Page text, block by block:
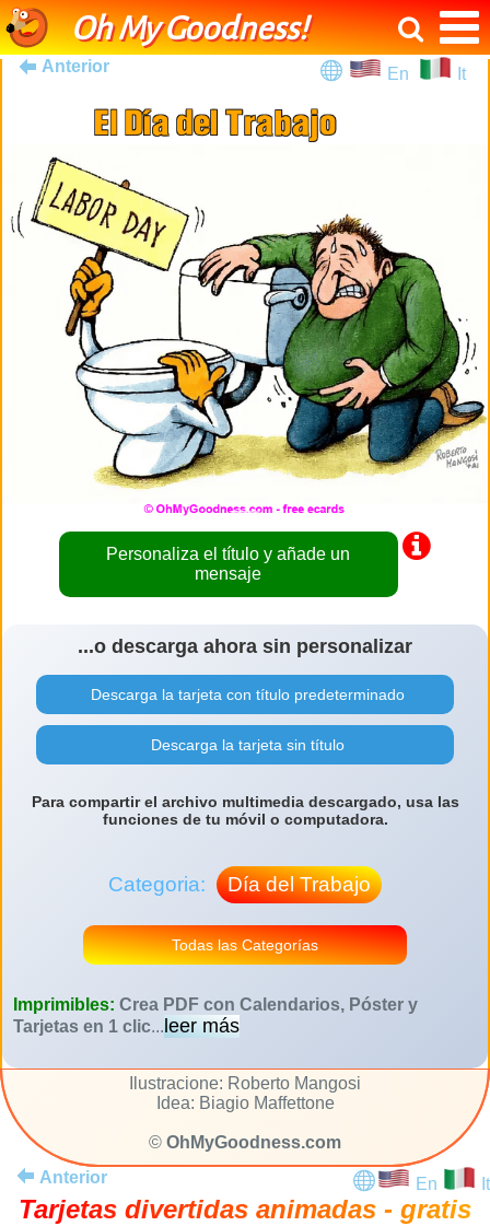
Oh My Goodness!
Anterior En It
Personaliza el título y añade un
mensaje
...o descarga ahora sin personalizar
Descarga la tarjeta con título predeterminado
Descarga la tarjeta sin título
Para compartir el archivo multimedia descargado, usa las
funciones de tu móvil o computadora.
Categoria: Día del Trabajo
Todas las Categorías
Imprimibles: Crea PDF con Calendarios, Póster y
Tarjetas en 1 clic...leer más
Ilustracione: Roberto Mangosi
Idea: Biagio Maffettone
© OhMyGoodness.com
Anterior
En It
Tarjetas divertidas animadas - gratis